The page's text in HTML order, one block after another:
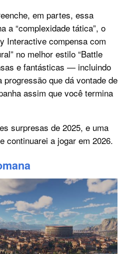
em partes, essa
a “complexidade tática”, o
Interactive compensa com
no melhor estilo “Battle
e fantásticas — incluindo
que dá vontade de
assim que você termina
surpresas de 2025, e uma
continuarei a jogar em 2026.